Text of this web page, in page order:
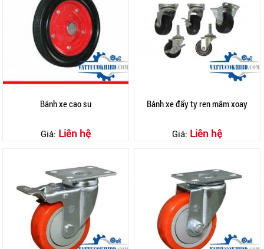
Bánh xe cao su
Giá: Liên hệ
Bánh xe đẩy ty ren mâm xoay
Giá: Liên hệ